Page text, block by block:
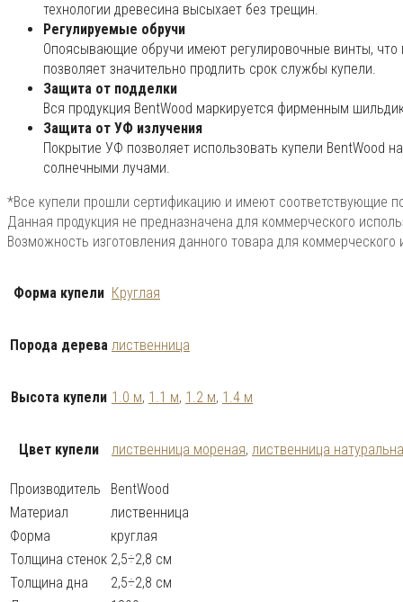
технологии древесина высыхает без трещин.
Регулируемые обручи
Опоясывающие обручи имеют регулировочные винты, что
позволяет значительно продлить срок службы купели.
Защита от подделки
Вся продукция BentWood маркируется фирменным
Защита от УФ излучения
Покрытие УФ позволяет использовать купели BentWood
солнечными лучами.
*Все купели прошли сертификацию и имеют соответствующие
Данная продукция не предназначена для коммерческого
Возможность изготовления данного товара для
Форма купели Круглая
Порода дерева лиственница
Высота купели 1.0 м, 1.1 м, 1.2 м, 1.4 м
Цвет купели лиственница мореная, лиственница
Производитель
BentWood
Материал
лиственница
Форма
круглая
Толщина стенок 2,5÷2,8 см
Толщина дна
2,5÷2,8 см